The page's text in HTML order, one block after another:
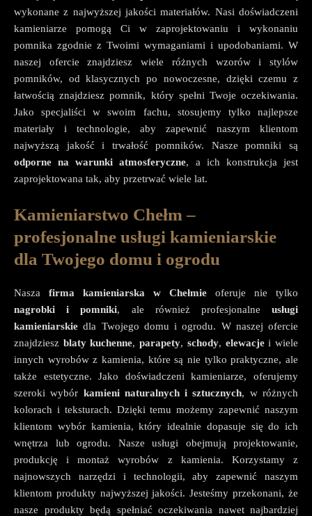
wykonane z najwyższej jakości materiałów. Nasi doświadczeni
kamieniarze pomogą Ci w zaprojektowaniu i wykonaniu
pomnika zgodnie z Twoimi wymaganiami i upodobaniami. W
naszej ofercie znajdziesz wiele różnych wzorów i stylów
pomników, od klasycznych po nowoczesne, dzięki czemu z
łatwością znajdziesz pomnik, który spełni Twoje oczekiwania.
Jako specjaliści w swoim fachu, stosujemy tylko najlepsze
materiały i technologie, aby zapewnić naszym klientom
najwyższą jakość i trwałość pomników. Nasze pomniki są
odporne na warunki atmosferyczne, a ich konstrukcja jest
zaprojektowana tak, aby przetrwać wiele lat.
Kamieniarstwo Chełm –
profesjonalne usługi kamieniarskie
dla Twojego domu i ogrodu
Nasza firma kamieniarska w Chełmie oferuje nie tylko
nagrobki i pomniki, ale również profesjonalneusługi
kamieniarskie dla Twojego domu i ogrodu. W naszej ofercie
znajdziesz blaty kuchenne,parapety, schody, elewacjei wiele
innych wyrobów z kamienia, które są nie tylko praktyczne, ale
także estetyczne. Jako doświadczeni kamieniarze, oferujemy
szeroki wybór kamieni naturalnych i sztucznych, w różnych
kolorach i teksturach. Dzięki temu możemy zapewnić naszym
klientom wybór kamienia, który idealnie dopasuje się do ich
wnętrza lub ogrodu. Nasze usługi obejmują projektowanie,
produkcję i montaż wyrobów z kamienia. Korzystamy z
najnowszych narzędzi i technologii, aby zapewnić naszym
klientom produkty najwyższej jakości. Jesteśmy przekonani, że
nasze produkty będą spełniać oczekiwania nawet najbardziej